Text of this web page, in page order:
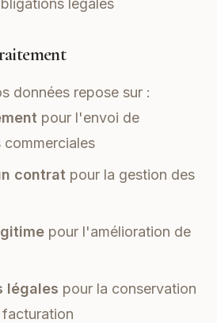
légales
données repose sur :
pour l'envoi de
contrat pour la gestion des
pour l'amélioration de
légales pour la conservation